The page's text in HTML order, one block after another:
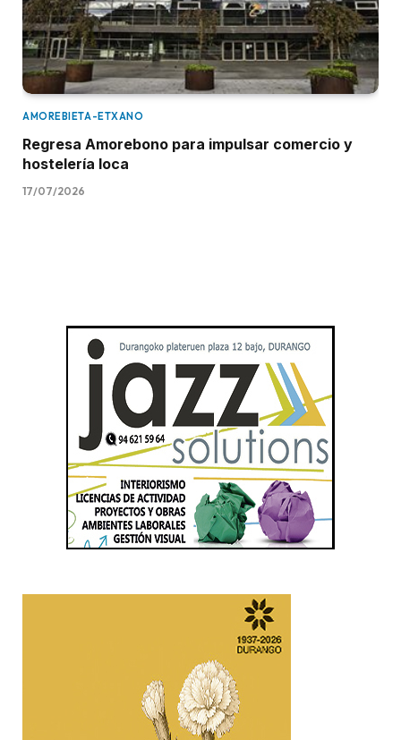
AMOREBIETA-ETXANO
Regresa Amorebono para impulsar comercio y
hostelería loca
17/07/2026